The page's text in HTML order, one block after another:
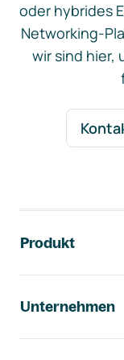
oder hybrides
Networking-
wir sind hier,
Produkt
Unternehmen